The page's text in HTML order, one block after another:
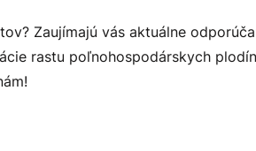
Zaujímajú vás aktuálne
rastu poľnohospodárskych